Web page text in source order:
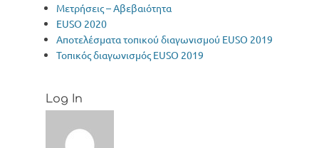
Μετρήσεις – Αβεβαιότητα
EUSO 2020
Αποτελέσματα τοπικού διαγωνισμού EUSO 2019
Τοπικός διαγωνισμός ΕUSO 2019
Log In